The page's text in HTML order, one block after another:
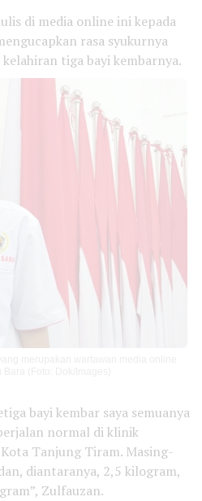
di media online ini kepada
rasa syukurnya
tiga bayi kembarnya.
bayi kembar saya semuanya
normal di klinik
Tanjung Tiram. Masing-
diantaranya, 2,5 kilogram,
Zulfauzan.